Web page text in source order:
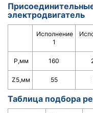
электродвигатель
Исполнение
1
Р,мм 160
Z5,мм 55
Таблица подбора